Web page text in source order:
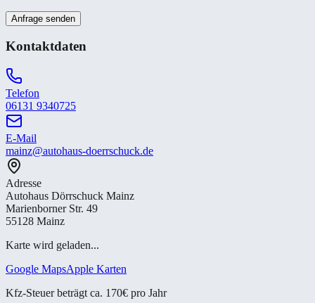
Anfrage senden
Kontaktdaten
Telefon
06131 9340725
E-Mail
mainz@autohaus-doerrschuck.de
Adresse
Autohaus Dörrschuck Mainz
Marienborner Str. 49
55128 Mainz
Karte wird geladen...
Google MapsApple Karten
Kfz-Steuer beträgt ca. 170€ pro Jahr